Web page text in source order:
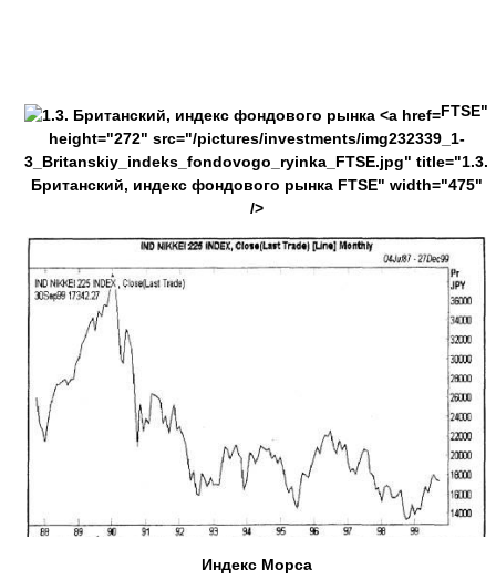
FTSE"
height="272" src="/pictures/investments/img232339_1-
3_Britanskiy_indeks_fondovogo_ryinka_FTSE.jpg" title="1.3.
Британский, индекс фондового рынка FTSE" width="475"
/>
Индекс Морса